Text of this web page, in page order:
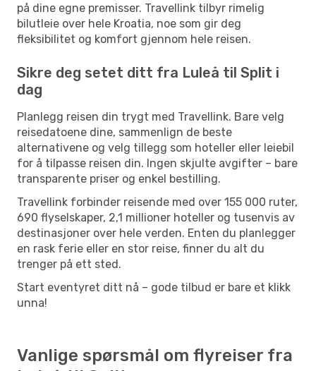
på dine egne premisser. Travellink tilbyr rimelig
bilutleie over hele Kroatia, noe som gir deg
fleksibilitet og komfort gjennom hele reisen.
Sikre deg setet ditt fra Luleå til Split i
dag
Planlegg reisen din trygt med Travellink. Bare velg
reisedatoene dine, sammenlign de beste
alternativene og velg tillegg som hoteller eller leiebil
for å tilpasse reisen din. Ingen skjulte avgifter – bare
transparente priser og enkel bestilling.
Travellink forbinder reisende med over 155 000 ruter,
690 flyselskaper, 2,1 millioner hoteller og tusenvis av
destinasjoner over hele verden. Enten du planlegger
en rask ferie eller en stor reise, finner du alt du
trenger på ett sted.
Start eventyret ditt nå – gode tilbud er bare et klikk
unna!
Vanlige spørsmål om flyreiser fra